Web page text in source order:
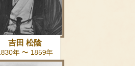
吉田 松陰
年 〜 1859年